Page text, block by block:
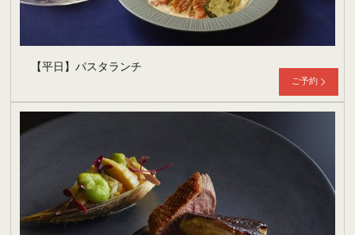
【平日】パスタランチ
ご予約